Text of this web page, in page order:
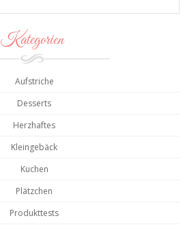
Kategorien
Aufstriche
Desserts
Herzhaftes
Kleingebäck
Kuchen
Plätzchen
Produkttests